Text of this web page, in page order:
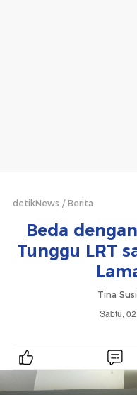
detikNews Berita
Beda
Tunggu LRT
Tina
Sabtu,